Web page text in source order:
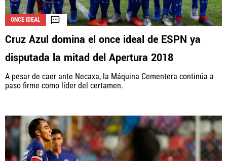
ONCE IDEAL
Cruz Azul domina el once ideal de ESPN ya
disputada la mitad del Apertura 2018
A pesar de caer ante Necaxa, la Máquina Cementera continúa a
paso firme como líder del certamen.